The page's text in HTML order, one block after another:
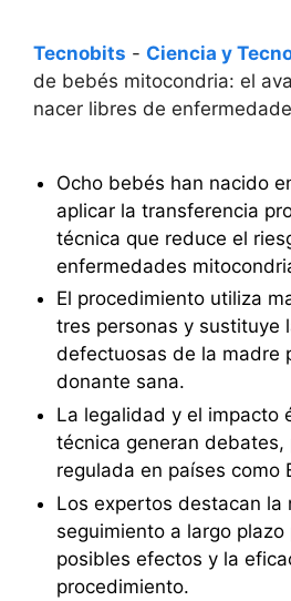
Tecnobits - Ciencia y
de bebés mitocondria: el
nacer libres de
Ocho bebés han nacido
aplicar la transferencia
técnica que reduce el
enfermedades
El procedimiento utiliza
tres personas y sustituye
defectuosas de la madre
donante sana.
La legalidad y el impacto
técnica generan debates,
regulada en países como
Los expertos destacan la
seguimiento a largo
posibles efectos y la
procedimiento.